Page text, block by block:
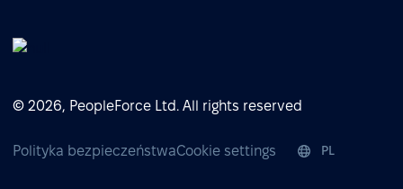
© 2026, PeopleForce Ltd. All rights reserved
Polityka bezpieczeństwaCookie settings PL